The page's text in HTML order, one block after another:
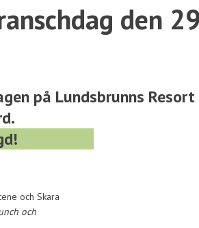
den 29
på Lundsbrunns
och Skara
och